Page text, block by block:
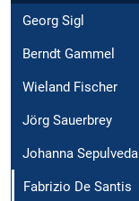
Georg Sigl
Berndt Gammel
Wieland Fischer
Jörg Sauerbrey
Johanna Sepulveda
Fabrizio De Santis